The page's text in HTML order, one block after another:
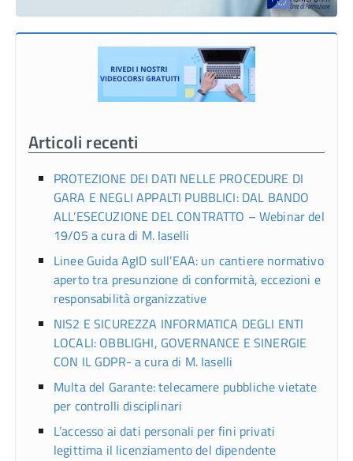
Articoli recenti
PROTEZIONE DEI DATI NELLE PROCEDURE DI
GARA E NEGLI APPALTI PUBBLICI: DAL BANDO
ALL’ESECUZIONE DEL CONTRATTO – Webinar del
19/05 a cura di M. Iaselli
Linee Guida AgID sull’EAA: un cantiere normativo
aperto tra presunzione di conformità, eccezioni e
responsabilità organizzative
NIS2 E SICUREZZA INFORMATICA DEGLI ENTI
LOCALI: OBBLIGHI, GOVERNANCE E SINERGIE
CON IL GDPR- a cura di M. Iaselli
Multa del Garante: telecamere pubbliche vietate
per controlli disciplinari
L’accesso ai dati personali per fini privati
legittima il licenziamento del dipendente